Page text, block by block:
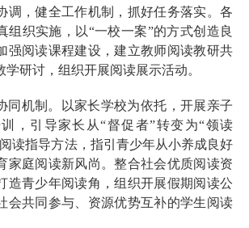
调，健全工作机制，抓好任务落实。各
组织实施，以“一校一案”的方式创造良
强阅读课程建设，建立教师阅读教研共
学研讨，组织开展阅读展示活动。
同机制。以家长学校为依托，开展亲子
，引导家长从“督促者”转变为“领读
读指导方法，指引青少年从小养成良好
家庭阅读新风尚。整合社会优质阅读资
造青少年阅读角，组织开展假期阅读公
会共同参与、资源优势互补的学生阅读